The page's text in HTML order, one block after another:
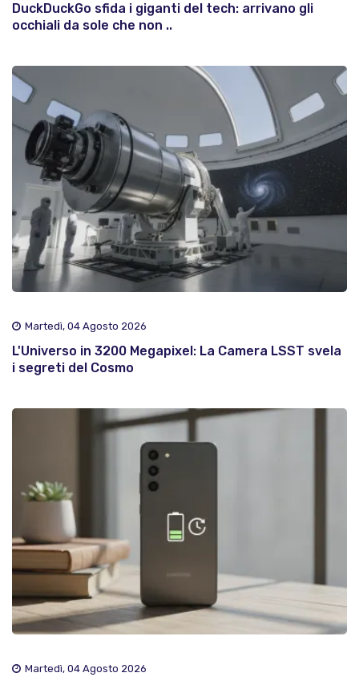
DuckDuckGo sfida i giganti del tech: arrivano gli
occhiali da sole che non ..
Martedì, 04 Agosto 2026
L'Universo in 3200 Megapixel: La Camera LSST svela
i segreti del Cosmo
Martedì, 04 Agosto 2026